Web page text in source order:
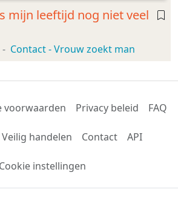
mijn leeftijd nog niet veel
Contact - Vrouw zoekt man
voorwaarden Privacy beleid FAQ
Veilig handelen Contact API
Cookie instellingen